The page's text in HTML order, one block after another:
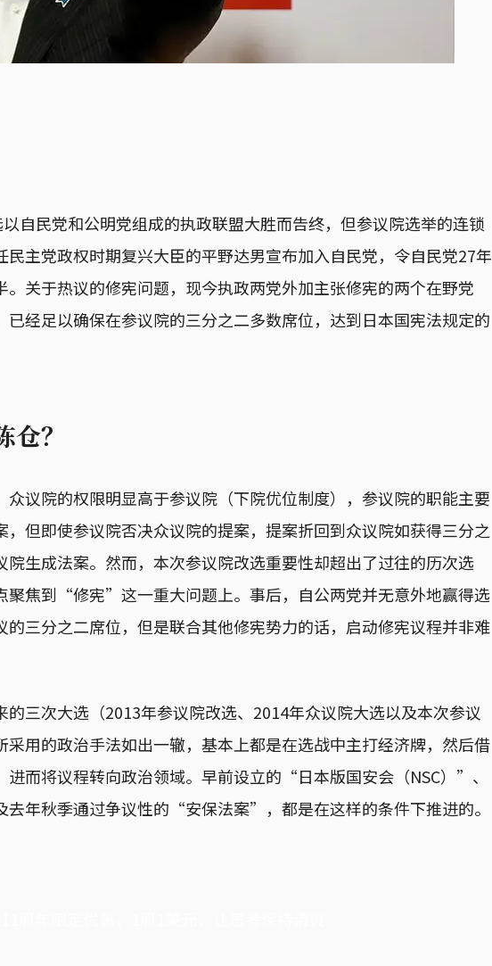
自民党和公明党组成的执政联盟大胜而告终，但参议院选举的连锁
民主党政权时期复兴大臣的平野达男宣布加入自民党，令自民党27年
。关于热议的修宪问题，现今执政两党外加主张修宪的两个在野党
经足以确保在参议院的三分之二多数席位，达到日本国宪法规定的
？
众议院的权限明显高于参议院（下院优位制度），参议院的职能主要
，但即使参议院否决众议院的提案，提案折回到众议院如获得三分之
院生成法案。然而，本次参议院改选重要性却超出了过往的历次选
聚焦到“修宪”这一重大问题上。事后，自公两党并无意外地赢得选
的三分之二席位，但是联合其他修宪势力的话，启动修宪议程并非难
三次大选（2013年参议院改选、2014年众议院大选以及本次参议
采用的政治手法如出一辙，基本上都是在选战中主打经济牌，然后借
进而将议程转向政治领域。早前设立的“日本版国安会（NSC）”、
年秋季通过争议性的“安保法案”，都是在这样的条件下推进的。